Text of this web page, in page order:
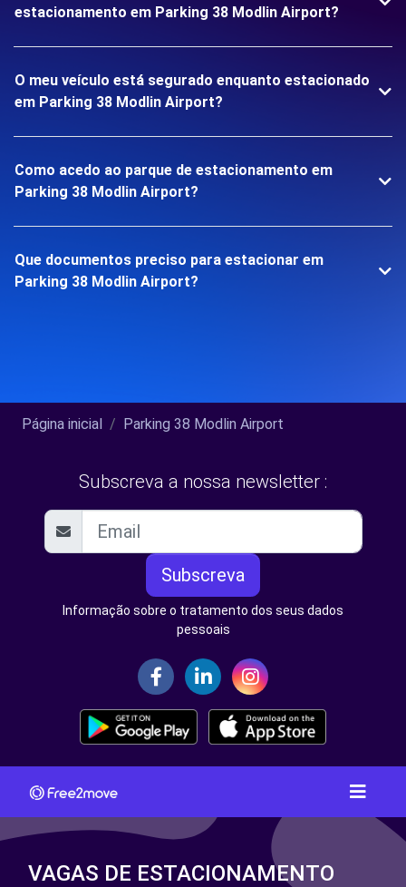
estacionamento em Parking 38 Modlin Airport?
O meu veículo está segurado enquanto estacionado
em Parking 38 Modlin Airport?
Como acedo ao parque de estacionamento em
Parking 38 Modlin Airport?
Que documentos preciso para estacionar em
Parking 38 Modlin Airport?
Página inicial Parking 38 Modlin Airport
Subscreva a nossa newsletter :
Subscreva
Informação sobre o tratamento dos seus dados
pessoais
VAGAS DE ESTACIONAMENTO